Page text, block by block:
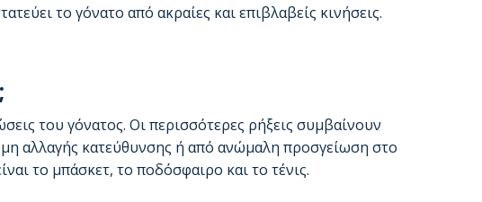
το γόνατο από ακραίες και επιβλαβείς κινήσεις.
του γόνατος. Οι περισσότερες ρήξεις συμβαίνουν
αλλαγής κατεύθυνσης ή από ανώμαλη προσγείωση στο
το μπάσκετ, το ποδόσφαιρο και το τένις.